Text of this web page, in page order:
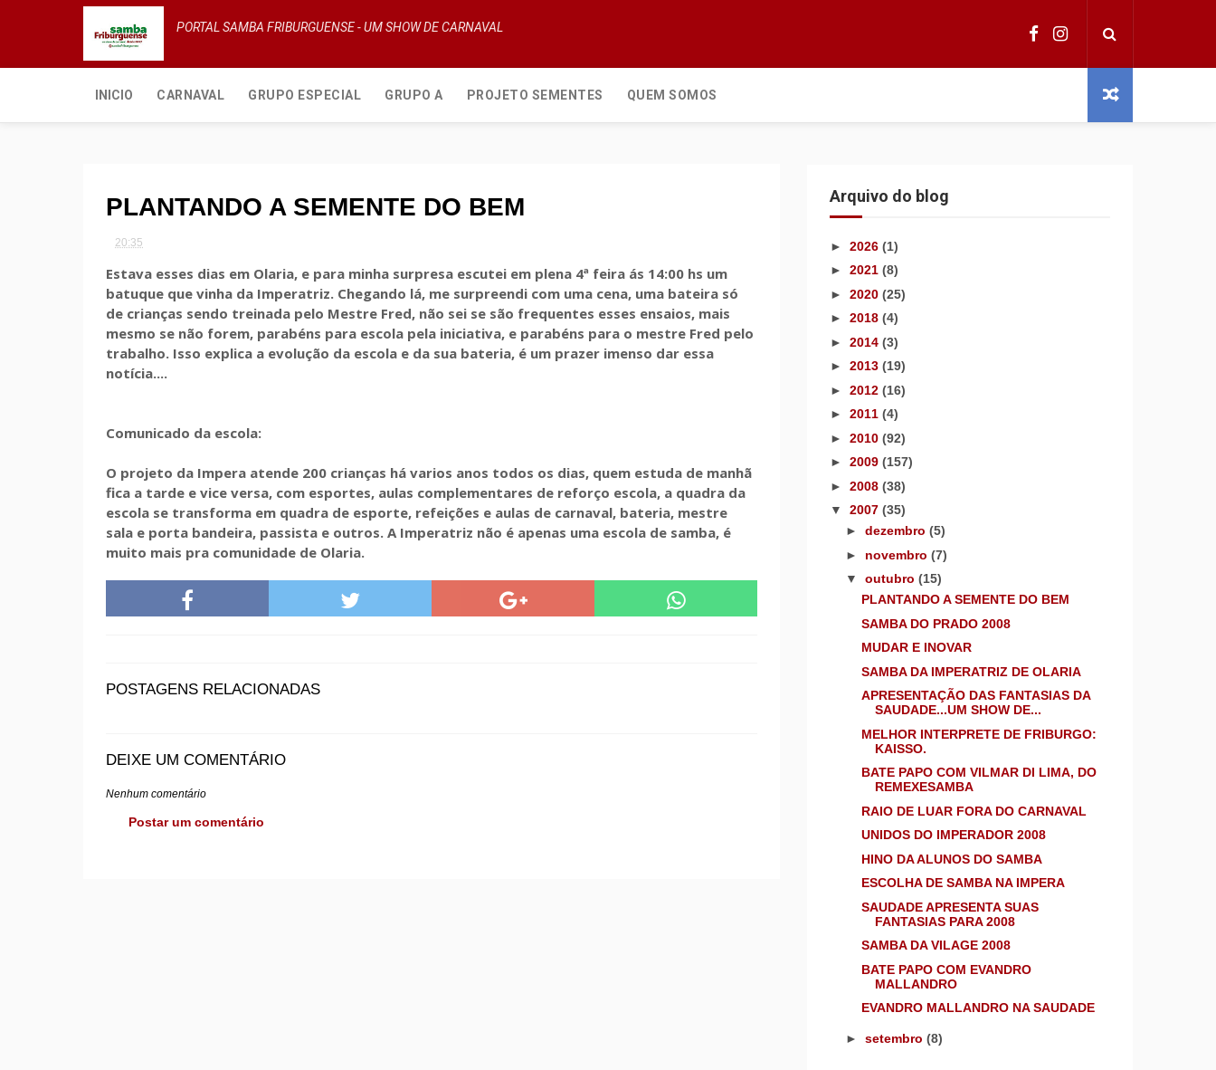
PORTAL SAMBA FRIBURGUENSE - UM SHOW DE CARNAVAL
INICIO CARNAVAL GRUPO ESPECIAL GRUPO A PROJETO SEMENTES QUEM SOMOS
PLANTANDO A SEMENTE DO BEM
20:35
Estava esses dias em Olaria, e para minha surpresa escutei em plena 4ª feira ás 14:00 hs um
batuque que vinha da Imperatriz. Chegando lá, me surpreendi com uma cena, uma bateira só
de crianças sendo treinada pelo Mestre Fred, não sei se são frequentes esses ensaios, mais
mesmo se não forem, parabéns para escola pela iniciativa, e parabéns para o mestre Fred pelo
trabalho. Isso explica a evolução da escola e da sua bateria, é um prazer imenso dar essa
notícia....
Comunicado da escola:
O projeto da Impera atende 200 crianças há varios anos todos os dias, quem estuda de manhã
fica a tarde e vice versa, com esportes, aulas complementares de reforço escola, a quadra da
escola se transforma em quadra de esporte, refeições e aulas de carnaval, bateria, mestre
sala e porta bandeira, passista e outros. A Imperatriz não é apenas uma escola de samba, é
muito mais pra comunidade de Olaria.
POSTAGENS RELACIONADAS
DEIXE UM COMENTÁRIO
Nenhum comentário
Postar um comentário
Arquivo do blog
► 2026 (1)
► 2021 (8)
► 2020 (25)
► 2018 (4)
► 2014 (3)
► 2013 (19)
► 2012 (16)
► 2011 (4)
► 2010 (92)
► 2009 (157)
► 2008 (38)
▼ 2007 (35)
► dezembro (5)
► novembro (7)
▼ outubro (15)
PLANTANDO A SEMENTE DO BEM
SAMBA DO PRADO 2008
MUDAR E INOVAR
SAMBA DA IMPERATRIZ DE OLARIA
APRESENTAÇÃO DAS FANTASIAS DA
SAUDADE...UM SHOW DE...
MELHOR INTERPRETE DE FRIBURGO:
KAISSO.
BATE PAPO COM VILMAR DI LIMA, DO
REMEXESAMBA
RAIO DE LUAR FORA DO CARNAVAL
UNIDOS DO IMPERADOR 2008
HINO DA ALUNOS DO SAMBA
ESCOLHA DE SAMBA NA IMPERA
SAUDADE APRESENTA SUAS
FANTASIAS PARA 2008
SAMBA DA VILAGE 2008
BATE PAPO COM EVANDRO
MALLANDRO
EVANDRO MALLANDRO NA SAUDADE
► setembro (8)